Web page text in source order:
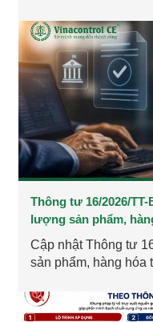
Thông tư 16/2026/
lượng sản phẩm,
Cập nhật Thông tư
sản phẩm, hàng hóa